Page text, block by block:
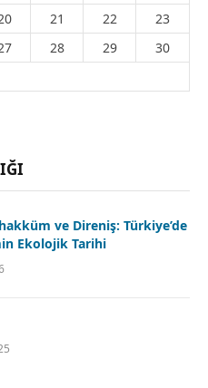
21 22
23
28 29
30
ve Direniş: Türkiye’de
Ekolojik Tarihi